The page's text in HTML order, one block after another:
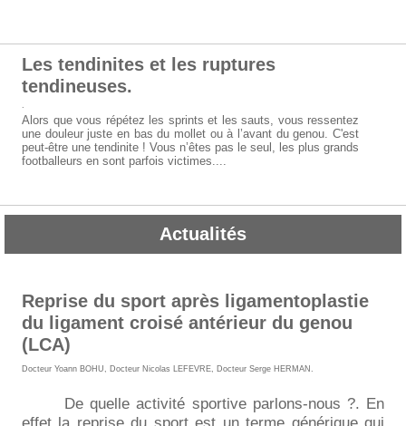
Les tendinites et les ruptures
tendineuses.
Alors que vous répétez les sprints et les sauts, vous ressentez
une douleur juste en bas du mollet ou à l’avant du genou. C'est
peut-être une tendinite ! Vous n’êtes pas le seul, les plus grands
footballeurs en sont parfois victimes....
Actualités
Reprise du sport après ligamentoplastie
du ligament croisé antérieur du genou
(LCA)
Docteur Yoann BOHU Docteur Nicolas LEFEVRE Docteur Serge HERMAN
De quelle activité sportive parlons-nous ?. En
effet la reprise du sport est un terme générique qui